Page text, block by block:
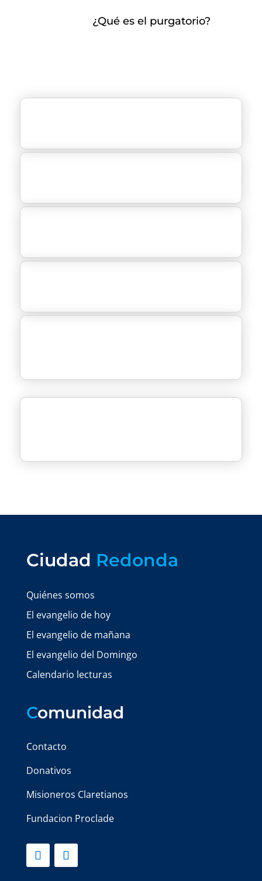
¿Qué es el purgatorio?
Ciudad Redonda
Quiénes somos
El evangelio de hoy
El evangelio de mañana
El evangelio del Domingo
Calendario lecturas
Comunidad
Contacto
Donativos
Misioneros Claretianos
Fundacion Proclade